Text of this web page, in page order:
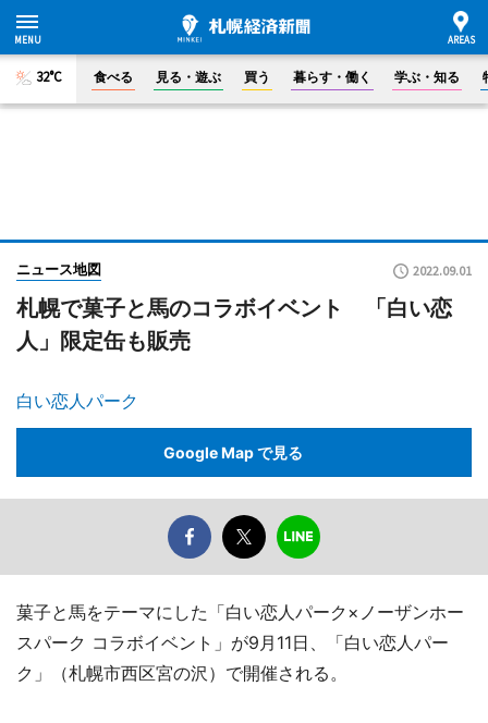
32°C 食べる 見る・遊ぶ 買う 暮らす・働く 学ぶ・知る
ニュース地図 2022.09.01
札幌で菓子と馬のコラボイベント 「白い恋
人」限定缶も販売
白い恋人パーク
Google Map で見る
菓子と馬をテーマにした「白い恋人パーク×ノーザンホー
スパーク コラボイベント」が9月11日、「白い恋人パー
ク」（札幌市西区宮の沢）で開催される。